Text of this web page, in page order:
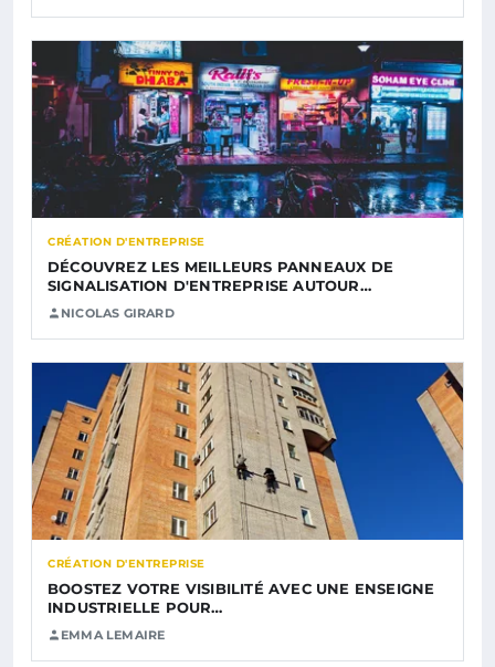
CRÉATION D'ENTREPRISE
DÉCOUVREZ LES MEILLEURS PANNEAUX DE
SIGNALISATION D'ENTREPRISE AUTOUR…
NICOLAS GIRARD
CRÉATION D'ENTREPRISE
BOOSTEZ VOTRE VISIBILITÉ AVEC UNE ENSEIGNE
INDUSTRIELLE POUR…
EMMA LEMAIRE